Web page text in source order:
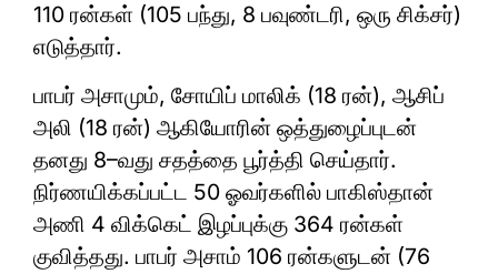
110 ரன்கள் (105 பந்து, 8 பவுண்டரி, ஒரு சிக்சர்)
எடுத்தார்.
பாபர் அசாமும், சோயிப் மாலிக் (18 ரன்), ஆசிப்
அலி (18 ரன்) ஆகியோரின் ஒத்துழைப்புடன்
தனது 8–வது சதத்தை பூர்த்தி செய்தார்.
நிர்ணயிக்கப்பட்ட 50 ஓவர்களில் பாகிஸ்தான்
அணி 4 விக்கெட் இழப்புக்கு 364 ரன்கள்
குவித்தது. பாபர் அசாம் 106 ரன்களுடன் (76